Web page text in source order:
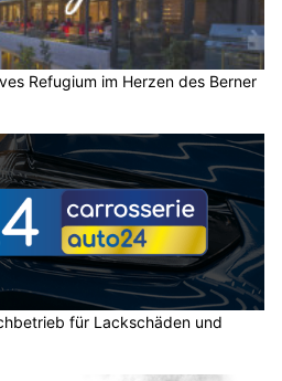
Refugium im Herzen des Berner
für Lackschäden und